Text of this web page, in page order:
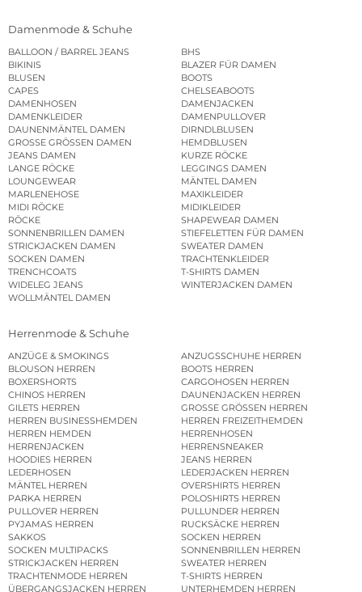
Damenmode & Schuhe
BALLOON / BARREL JEANS
BHS
BIKINIS
BLAZER FÜR DAMEN
BLUSEN
BOOTS
CAPES
CHELSEABOOTS
DAMENHOSEN
DAMENJACKEN
DAMENKLEIDER
DAMENPULLOVER
DAUNENMÄNTEL DAMEN
DIRNDLBLUSEN
GROSSE GRÖSSEN DAMEN
HEMDBLUSEN
JEANS DAMEN
KURZE RÖCKE
LANGE RÖCKE
LEGGINGS DAMEN
LOUNGEWEAR
MÄNTEL DAMEN
MARLENEHOSE
MAXIKLEIDER
MIDI RÖCKE
MIDIKLEIDER
RÖCKE
SHAPEWEAR DAMEN
SONNENBRILLEN DAMEN
STIEFELETTEN FÜR DAMEN
STRICKJACKEN DAMEN
SWEATER DAMEN
SOCKEN DAMEN
TRACHTENKLEIDER
TRENCHCOATS
T-SHIRTS DAMEN
WIDELEG JEANS
WINTERJACKEN DAMEN
WOLLMÄNTEL DAMEN
Herrenmode & Schuhe
ANZÜGE & SMOKINGS
ANZUGSSCHUHE HERREN
BLOUSON HERREN
BOOTS HERREN
BOXERSHORTS
CARGOHOSEN HERREN
CHINOS HERREN
DAUNENJACKEN HERREN
GILETS HERREN
GROSSE GRÖSSEN HERREN
HERREN BUSINESSHEMDEN
HERREN FREIZEITHEMDEN
HERREN HEMDEN
HERRENHOSEN
HERRENJACKEN
HERRENSNEAKER
HOODIES HERREN
JEANS HERREN
LEDERHOSEN
LEDERJACKEN HERREN
MÄNTEL HERREN
OVERSHIRTS HERREN
PARKA HERREN
POLOSHIRTS HERREN
PULLOVER HERREN
PULLUNDER HERREN
PYJAMAS HERREN
RUCKSÄCKE HERREN
SAKKOS
SOCKEN HERREN
SOCKEN MULTIPACKS
SONNENBRILLEN HERREN
STRICKJACKEN HERREN
SWEATER HERREN
TRACHTENMODE HERREN
T-SHIRTS HERREN
ÜBERGANGSJACKEN HERREN
UNTERHEMDEN HERREN